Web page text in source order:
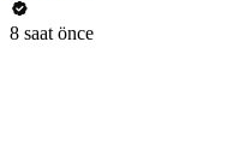
8 saat önce